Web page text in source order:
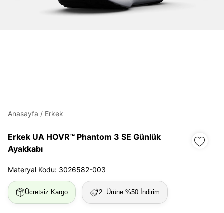
Under Armour'da yeni misiniz? Kayıt Ol
Anasayfa / Erkek
Erkek UA HOVR™ Phantom 3 SE Günlük
Ayakkabı
Materyal Kodu: 3026582-003
Ücretsiz Kargo 2. Ürüne %50 İndirim
Giriş Yap Kayıt Ol
Şifre